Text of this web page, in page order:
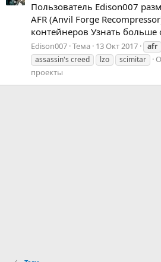
Пользователь Edison007
AFR (Anvil Forge
контейнеров Узнать больше
Edison007 Тема 13 Окт 2017 afr
assassin's creed
lzo scimitar
проекты